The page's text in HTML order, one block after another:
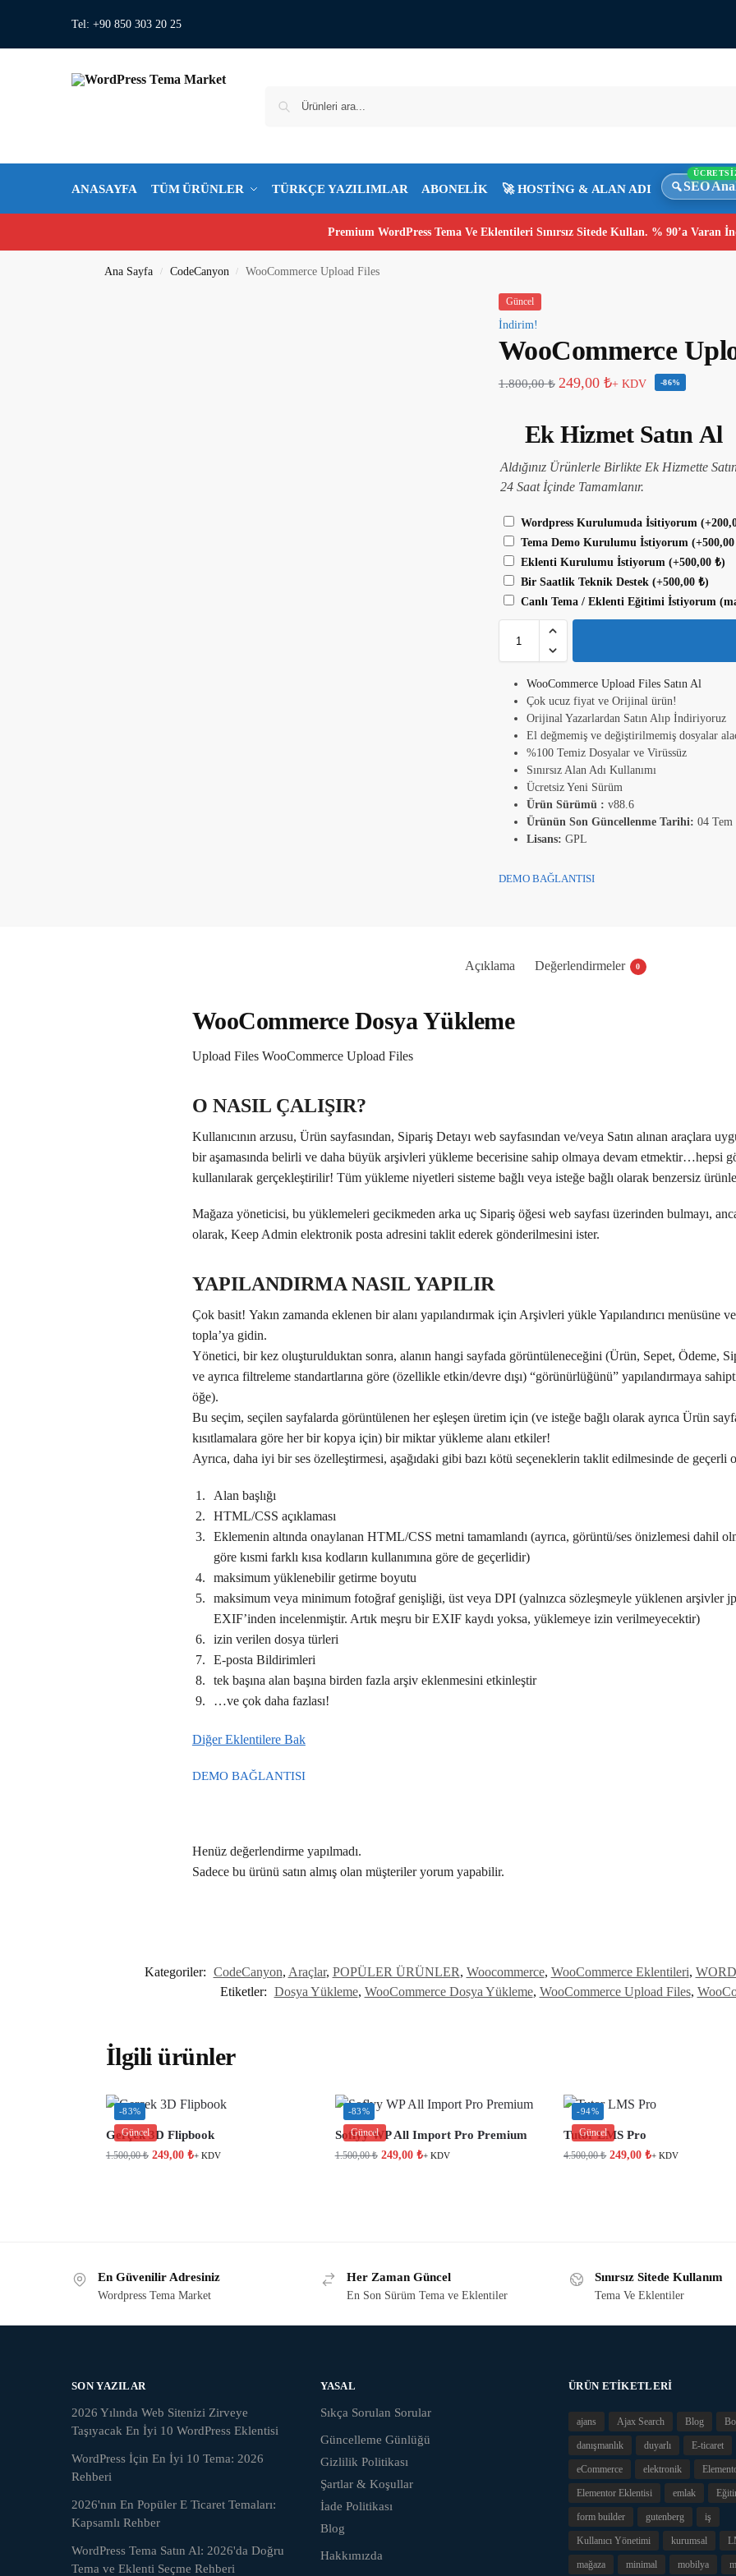
Tel: +90 850 303 20 25
ANASAYFA TÜM ÜRÜNLER TÜRKÇE YAZILIMLAR ABONELİK 🚀 HOSTİNG & ALAN ADI SEO
Premium WordPress Tema Ve Eklentileri Sınırsız Sitede Kullan. % 90’a Varan
Ana Sayfa / CodeCanyon / WooCommerce Upload Files
Güncel
İndirim!
WooCommerce
1.800,00₺ 249,00 ₺+ KDV -86%
Ek Hizmet Satın Al
Aldığınız Ürünlerle Birlikte Ek Hizmette
24 Saat İçinde Tamamlanır.
Wordpress Kurulumuda İsitiyorum (+
Tema Demo Kurulumu İstiyorum (+
Eklenti Kurulumu İstiyorum (+500,00 ₺)
Bir Saatlik Teknik Destek (+500,00 ₺)
Canlı Tema / Eklenti Eğitimi İstiyorum
WooCommerce Upload Files Satın Al
Çok ucuz fiyat ve Orijinal ürün!
Orijinal Yazarlardan Satın Alıp İndiriyoruz
El değmemiş ve değiştirilmemiş dosyalar
%100 Temiz Dosyalar ve Virüssüz
Sınırsız Alan Adı Kullanımı
Ücretsiz Yeni Sürüm
Ürün Sürümü : v88.6
Ürünün Son Güncellenme Tarihi: 04 Tem
Lisans: GPL
DEMO BAĞLANTISI
Açıklama Değerlendirmeler 0
WooCommerce Dosya Yükleme
Upload Files WooCommerce Upload Files
O NASIL ÇALIŞIR?
Kullanıcının arzusu, Ürün sayfasından, Sipariş Detayı web sayfasından ve/veya Satın alınan araçlara
bir aşamasında belirli ve daha büyük arşivleri yükleme becerisine sahip olmaya devam etmektir…hepsi
kullanılarak gerçekleştirilir! Tüm yükleme niyetleri sisteme bağlı veya isteğe bağlı olarak benzersiz
Mağaza yöneticisi, bu yüklemeleri gecikmeden arka uç Sipariş öğesi web sayfası üzerinden bulmayı,
olarak, Keep Admin elektronik posta adresini taklit ederek gönderilmesini ister.
YAPILANDIRMA NASIL YAPILIR
Çok basit! Yakın zamanda eklenen bir alanı yapılandırmak için Arşivleri yükle Yapılandırıcı menüsüne
topla’ya gidin.
Yönetici, bir kez oluşturulduktan sonra, alanın hangi sayfada görüntüleneceğini (Ürün, Sepet, Ödeme,
ve ayrıca filtreleme standartlarına göre (özellikle etkin/devre dışı) “görünürlüğünü” yapılandırmaya
öğe).
Bu seçim, seçilen sayfalarda görüntülenen her eşleşen üretim için (ve isteğe bağlı olarak ayrıca Ürün
kısıtlamalara göre her bir kopya için) bir miktar yükleme alanı etkiler!
Ayrıca, daha iyi bir ses özelleştirmesi, aşağıdaki gibi bazı kötü seçeneklerin taklit edilmesinde de geçerli
Alan başlığı
HTML/CSS açıklaması
Eklemenin altında onaylanan HTML/CSS metni tamamlandı (ayrıca, görüntü/ses önizlemesi dahil
göre kısmi farklı kısa kodların kullanımına göre de geçerlidir)
maksimum yüklenebilir getirme boyutu
maksimum veya minimum fotoğraf genişliği, üst veya DPI (yalnızca sözleşmeyle yüklenen arşivler
EXIF’inden incelenmiştir. Artık meşru bir EXIF ​​kaydı yoksa, yüklemeye izin verilmeyecektir)
izin verilen dosya türleri
E-posta Bildirimleri
tek başına alan başına birden fazla arşiv eklenmesini etkinleştir
…ve çok daha fazlası!
Diğer Eklentilere Bak
DEMO BAĞLANTISI
Henüz değerlendirme yapılmadı.
Sadece bu ürünü satın almış olan müşteriler yorum yapabilir.
Kategoriler: CodeCanyon, Araçlar, POPÜLER ÜRÜNLER, Woocommerce, WooCommerce Eklentileri,
Etiketler: Dosya Yükleme, WooCommerce Dosya Yükleme, WooCommerce Upload Files,
İlgili ürünler
-83%
Güncel
Gerçek 3D Flipbook
1.500,00₺ 249,00 ₺+ KDV
-83%
Güncel
Soflyy WP All Import Pro Premium
1.500,00₺ 249,00 ₺+ KDV
-94%
Güncel
Tutor LMS Pro
4.500,00₺ 249,00₺+ KDV
En Güvenilir Adresiniz
Wordpress Tema Market
Her Zaman Güncel
En Son Sürüm Tema ve Eklentiler
Sınırsız Sitede Kullanım
Tema Ve Eklentiler
SON YAZILAR
2026 Yılında Web Sitenizi Zirveye
Taşıyacak En İyi 10 WordPress Eklentisi
WordPress İçin En İyi 10 Tema: 2026
Rehberi
2026'nın En Popüler E Ticaret Temaları:
Kapsamlı Rehber
WordPress Tema Satın Al: 2026'da Doğru
Tema ve Eklenti Seçme Rehberi
YASAL
Sıkça Sorulan Sorular
Güncelleme Günlüğü
Gizlilik Politikası
Şartlar & Koşullar
İade Politikası
Blog
Hakkımızda
ÜRÜN ETIKETLERI
ajans Ajax Search Blog
danışmanlık duyarlı E-ticaret
eCommerce elektronik
Elementor Eklentisi emlak
form builder gutenberg iş
Kullanıcı Yönetimi kurumsal
mağaza minimal mobilya